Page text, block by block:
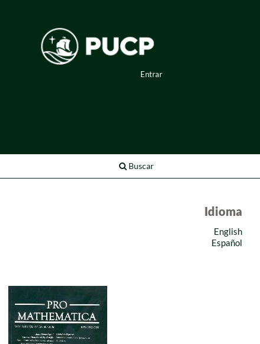
Buscar
Entrar
Idioma
English
Español